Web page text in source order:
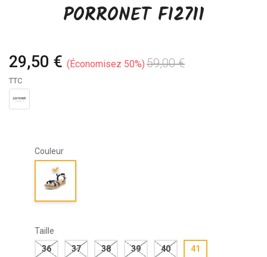
PORRONET FI2711
29,50 € Économisez 50% 59,00 €
TTC
Couleur
Taille
36
37 38 39 40 41